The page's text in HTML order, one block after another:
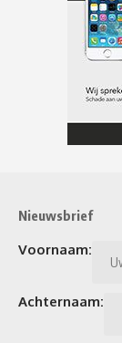
Nieuwsbrief
Voornaam:
Achternaam: